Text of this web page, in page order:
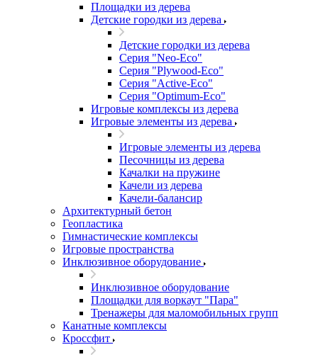
Площадки из дерева
Детские городки из дерева
Детские городки из дерева
Серия "Neo-Eco"
Серия "Plywood-Eco"
Серия "Active-Eco"
Серия "Оptimum-Еco"
Игровые комплексы из дерева
Игровые элементы из дерева
Игровые элементы из дерева
Песочницы из дерева
Качалки на пружине
Качели из дерева
Качели-балансир
Архитектурный бетон
Геопластика
Гимнастические комплексы
Игровые пространства
Инклюзивное оборудование
Инклюзивное оборудование
Площадки для воркаут "Пара"
Тренажеры для маломобильных групп
Канатные комплексы
Кроссфит